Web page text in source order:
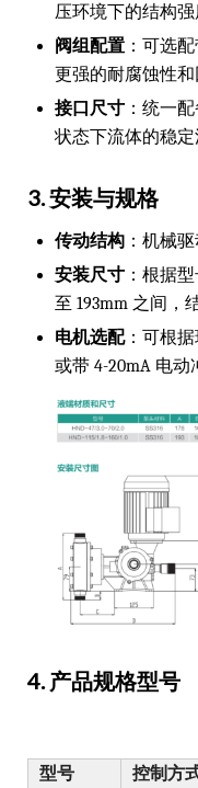
压环境下的结构强
阀组配置 ：可选
更强的耐腐蚀性和
接口尺寸 ：统一
状态下流体的稳定
3. 安装与规格
传动结构 ：机械
安装尺寸 ：根据
至 193mm 之间，
电机选配：可根
或带 4-20mA 电动
4. 产品规格型号
型号 控制方